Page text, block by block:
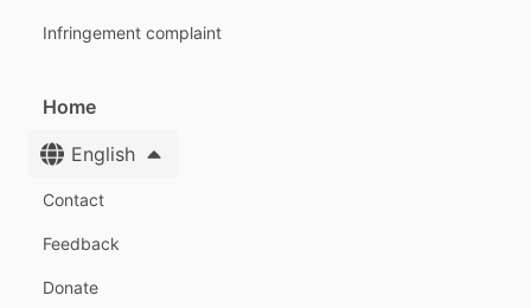
Infringement complaint
Home
English
Contact
Feedback
Donate